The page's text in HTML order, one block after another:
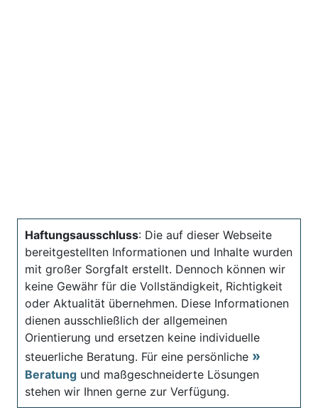
Haftungsausschluss: Die auf dieser Webseite
bereitgestellten Informationen und Inhalte wurden
mit großer Sorgfalt erstellt. Dennoch können wir
keine Gewähr für die Vollständigkeit, Richtigkeit
oder Aktualität übernehmen. Diese Informationen
dienen ausschließlich der allgemeinen
Orientierung und ersetzen keine individuelle
steuerliche Beratung. Für eine persönliche
Beratung und maßgeschneiderte Lösungen
stehen wir Ihnen gerne zur Verfügung.